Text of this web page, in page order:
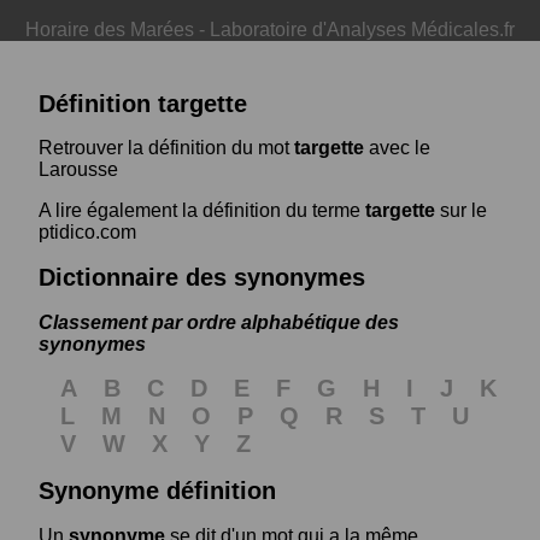
Horaire des Marées - Laboratoire d'Analyses Médicales.fr
Définition targette
Retrouver la définition du mottargette avec le
Larousse
A lire également la définition du terme targette sur le
ptidico.com
Dictionnaire des synonymes
Classement par ordre alphabétique des
synonymes
A B C D E F G H I J
K
L
M N O P Q R S T
U
V
W X Y
Z
Synonyme définition
Un synonyme se dit d'un mot qui a la même